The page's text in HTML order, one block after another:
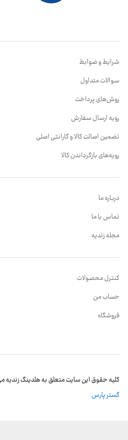
شرایط و ضوابط
سوالات متداول
روش‌های پرداخت
رویه ارسال سفارش
تضمین اصالت کالا و گارانتی اصلی
رویه‌های بازگرداندن کالا
درباره ما
تماس با ما
مجله زندیه
کنترل محصولات
حساب من
فروشگاه
کلیه حقوق این سایت متعلق به هلدینگ زندیه
گستر پارس